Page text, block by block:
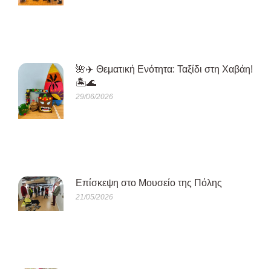
🌺✈️ Θεματική Ενότητα: Ταξίδι στη Χαβάη!
🏝️🌊
29/06/2026
Eπίσκεψη στο Μουσείο της Πόλης
21/05/2026